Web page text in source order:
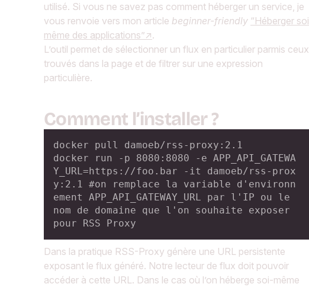
utilisé. Si vous ne savez pas comment héberger un service, je
vous renvoie vers mon article beginner-friendly “Héberger soi
même des applications”
.
L’outil permet de sélectionner un flux en particulier parmis ceux
trouvés dans la page et de filtrer sur une expression
particulière.
Comment l’installer ?
docker pull damoeb/rss-proxy:2.1
docker run -p 8080:8080 -e APP_API_GATEWA
Y_URL=https://foo.bar -it damoeb/rss-prox
y:2.1 #on remplace la variable d'environn
ement APP_API_GATEWAY_URL par l'IP ou le
nom de domaine que l'on souhaite exposer
pour RSS Proxy
Dans la pratique RSS-Proxy génère une URL persistente
exposant le flux généré. Notre lecteur de flux doit pouvoir
accéder à cette URL. Dans le cas où l’on héberge soi-même